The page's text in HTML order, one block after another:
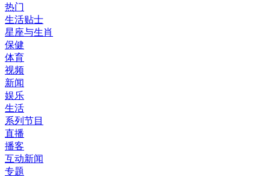
热门
生活贴士
星座与生肖
保健
体育
视频
新闻
娱乐
生活
系列节目
直播
播客
互动新闻
专题